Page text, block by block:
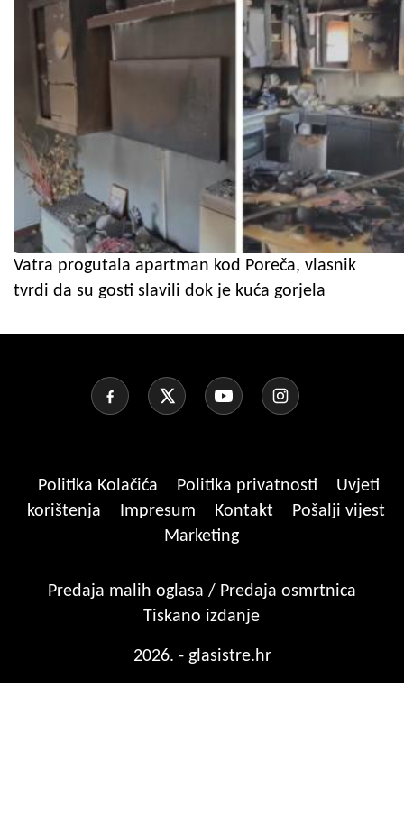
Vatra progutala apartman kod Poreča, vlasnik
tvrdi da su gosti slavili dok je kuća gorjela
Politika Kolačića Politika privatnosti
Uvjeti
korištenja
Impresum Kontakt
Pošalji vijest
Marketing
Predaja malih oglasa / Predaja osmrtnica
Tiskano izdanje
2026. - glasistre.hr